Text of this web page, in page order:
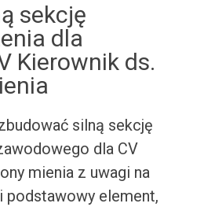
sekcję
dla
Kierownik ds.
silną sekcję
dla CV
mienia z uwagi na
podstawowy element,